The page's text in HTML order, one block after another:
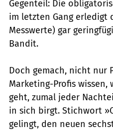
Gegenteil: Die
im letzten Gang erledigt
Messwerte) gar
Bandit.
Doch gemach, nicht nur
Marketing-Profis wissen,
geht, zumal jeder
in sich birgt. Stichwort
gelingt, den neuen